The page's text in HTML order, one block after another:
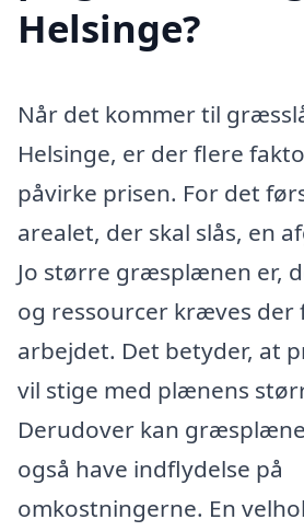
Helsinge?
Når det kommer til
Helsinge, er der flere
påvirke prisen. For det
arealet, der skal slås, en
Jo større græsplænen er,
og ressourcer kræves der
arbejdet. Det betyder, at
vil stige med plænens
Derudover kan
også have indflydelse på
omkostningerne. En